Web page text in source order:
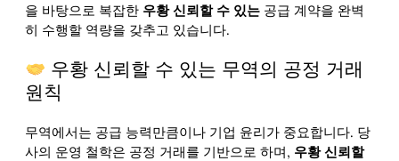
을 바탕으로 복잡한 우황 신뢰할 수 있는 공급 계약을 완벽
히 수행할 역량을 갖추고 있습니다.
우황 신뢰할 수 있는 무역의 공정 거래
원칙
무역에서는 공급 능력만큼이나 기업 윤리가 중요합니다. 당
사의 운영 철학은 공정 거래를 기반으로 하며, 우황 신뢰할